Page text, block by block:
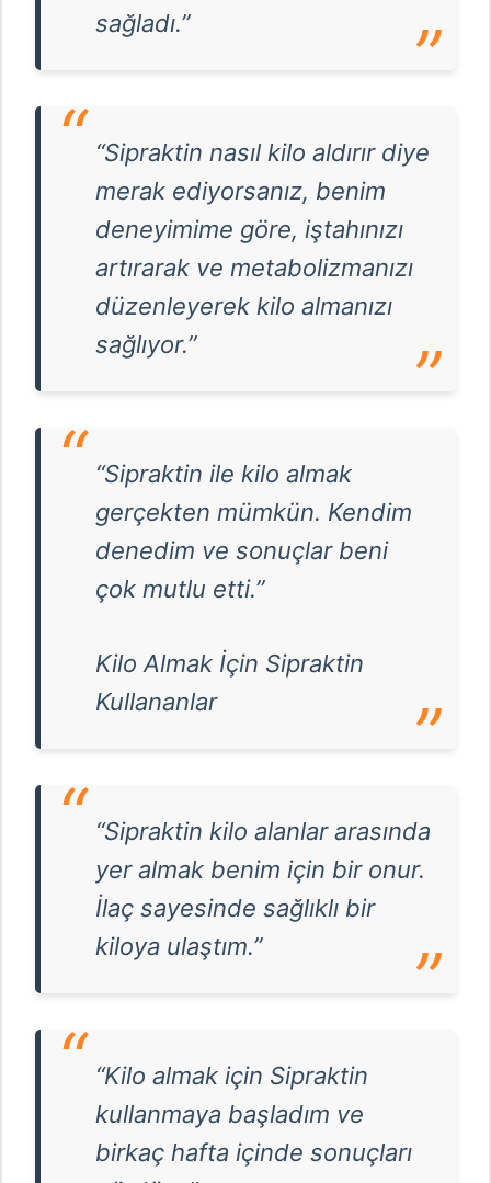
sağladı.”
“Sipraktin nasıl kilo aldırır diye
merak ediyorsanız, benim
deneyimime göre, iştahınızı
artırarak ve metabolizmanızı
düzenleyerek kilo almanızı
sağlıyor.”
“Sipraktin ile kilo almak
gerçekten mümkün. Kendim
denedim ve sonuçlar beni
çok mutlu etti.”
Kilo Almak İçin Sipraktin
Kullananlar
“Sipraktin kilo alanlar arasında
yer almak benim için bir onur.
İlaç sayesinde sağlıklı bir
kiloya ulaştım.”
“Kilo almak için Sipraktin
kullanmaya başladım ve
birkaç hafta içinde sonuçları